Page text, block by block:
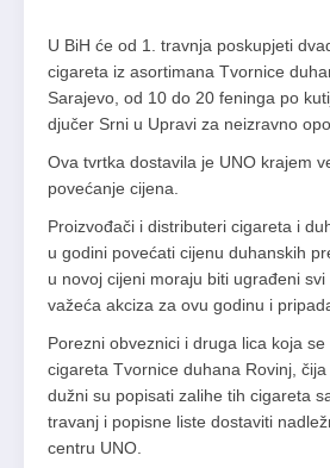
U BiH će od 1. travnja poskupjeti
cigareta iz asortimana Tvornice
Sarajevo, od 10 do 20 feninga po
djučer Srni u Upravi za neizravno
Ova tvrtka dostavila je UNO krajem
povećanje cijena.
Proizvođači i distributeri cigareta i
u godini povećati cijenu duhanskih
u novoj cijeni moraju biti ugrađeni
važeća akciza za ovu godinu i
Porezni obveznici i druga lica koja
cigareta Tvornice duhana Rovinj, čija
dužni su popisati zalihe tih cigareta
travanj i popisne liste dostaviti
centru UNO.